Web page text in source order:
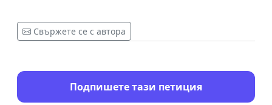
Ясмин Кирилова
Свържете се с автора
Подпишете тази петиция